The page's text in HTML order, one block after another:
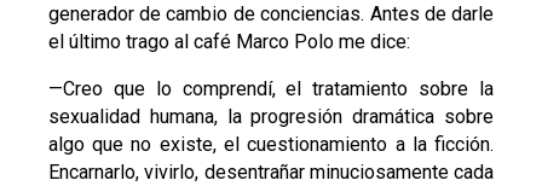
generador de cambio de conciencias. Antes de darle
el último trago al café Marco Polo me dice:
—Creo que lo comprendí, el tratamiento sobre la
sexualidad humana, la progresión dramática sobre
algo que no existe, el cuestionamiento a la ficción.
Encarnarlo, vivirlo, desentrañar minuciosamente cada